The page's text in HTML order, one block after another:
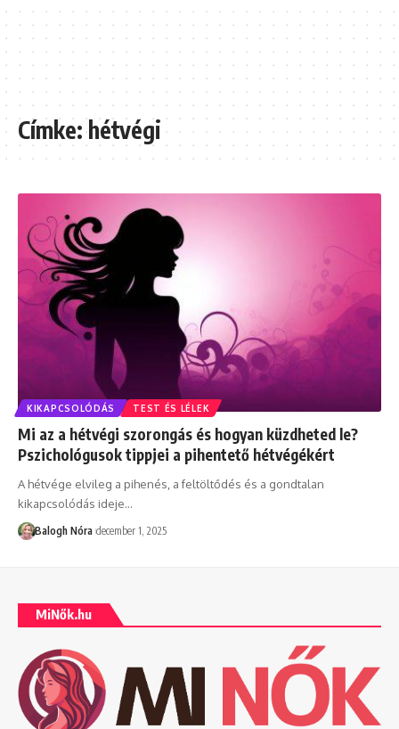
Címke:hétvégi
KIKAPCSOLÓDÁS TEST ÉS LÉLEK
Mi az a hétvégi szorongás és hogyan küzdheted le?
Pszichológusok tippjei a pihentető hétvégékért
A hétvége elvileg a pihenés, a feltöltődés és a gondtalan
kikapcsolódás ideje…
Balogh Nóra december 1, 2025
MiNők.hu